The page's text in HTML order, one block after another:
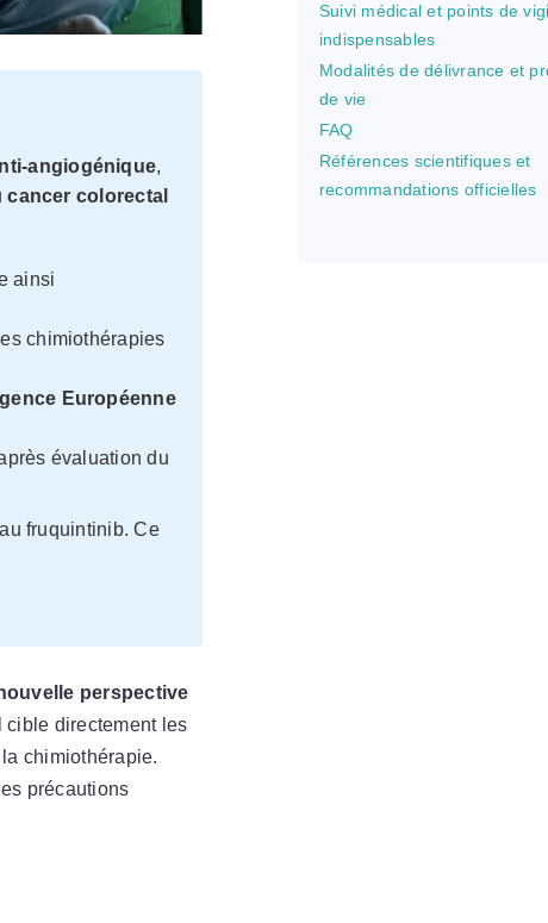
angiogénique,
cancer colorectal
ainsi
chimiothérapies
Européenne
évaluation du
fruquintinib. Ce
perspective
cible directement les
chimiothérapie.
précautions
Suivi médical et points de
indispensables
Modalités de délivrance et
de vie
FAQ
Références scientifiques et
recommandations officielles